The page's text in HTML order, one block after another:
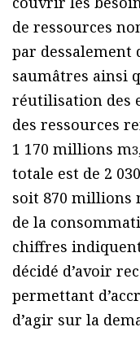
de ressources
par dessalement
saumâtres ainsi
réutilisation des
des ressources
1 170 millions m3
totale est de 2
soit 870 millions
de la
chiffres
décidé d’avoir
permettant
d’agir sur la